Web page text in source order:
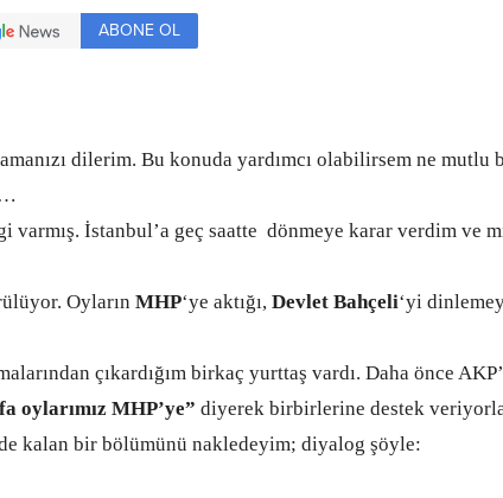
ABONE OL
dilerim. Bu konuda yardımcı olabilirsem ne mutlu
İstanbul’a geç saatte dönmeye karar verdim ve
Oyların MHP‘ye aktığı, Devlet Bahçeli‘yi
çıkardığım birkaç yurttaş vardı. Daha önce
oylarımız MHP’ye” diyerek birbirlerine destek
kalan bir bölümünü nakledeyim; diyalog şöyle: